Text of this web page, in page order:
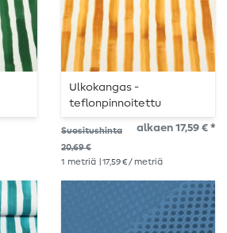
Ulkokangas -
teflonpinnoitettu
Maalattu raidat
Keltainen
Suositushinta
20,69 €
alkaen 17,59 € *
1 metriä | 17,59 € / metriä